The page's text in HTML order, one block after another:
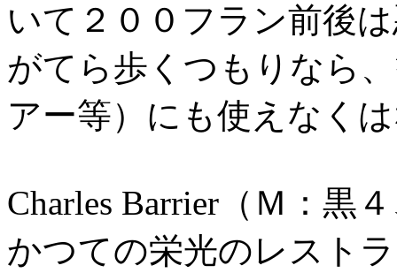
いて２００フラン前後
がてら歩くつもりなら
アー等）にも使えなく
Charles Barrier（Ｍ：黒
かつての栄光のレスト